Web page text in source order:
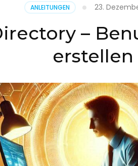
ANLEITUNGEN 23.
–
erstellen